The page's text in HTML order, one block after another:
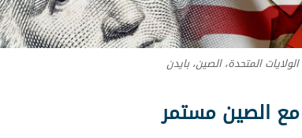
الولايات المتحدة، الصين، بايدن
مع الصين مستمر